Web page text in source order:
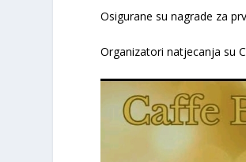
Osigurane su nagrade za
Organizatori natjecanja su